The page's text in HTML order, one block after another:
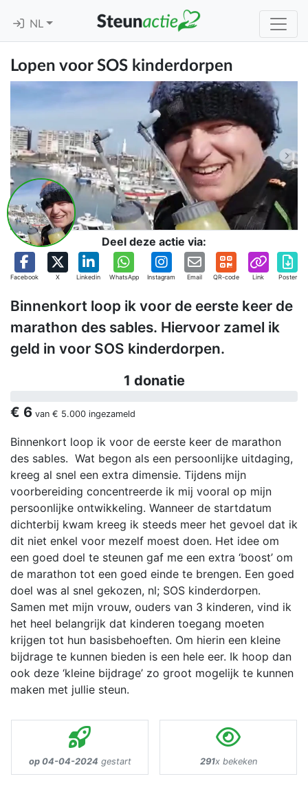
NL
Lopen voor SOS kinderdorpen
Deel deze actie via:
Facebook X Linkedin WhatsApp Instagram Email QR-code Link Poster
Binnenkort loop ik voor de eerste keer de
marathon des sables. Hiervoor zamel ik
geld in voor SOS kinderdorpen.
1 donatie
€ 6 van € 5.000 ingezameld
Binnenkort loop ik voor de eerste keer de marathon
des sables. Wat begon als een persoonlijke uitdaging,
kreeg al snel een extra dimensie. Tijdens mijn
voorbereiding concentreerde ik mij vooral op mijn
persoonlijke ontwikkeling. Wanneer de startdatum
dichterbij kwam kreeg ik steeds meer het gevoel dat ik
dit niet enkel voor mezelf moest doen. Het idee om
een goed doel te steunen gaf me een extra ‘boost’ om
de marathon tot een goed einde te brengen. Een goed
doel was al snel gekozen, nl; SOS kinderdorpen.
Samen met mijn vrouw, ouders van 3 kinderen, vind ik
het heel belangrijk dat kinderen toegang moeten
krijgen tot hun basisbehoeften. Om hierin een kleine
bijdrage te kunnen bieden is een hele eer. Ik hoop dan
ook deze ‘kleine bijdrage’ zo groot mogelijk te kunnen
maken met jullie steun.
op 04-04-2024 gestart 291x bekeken